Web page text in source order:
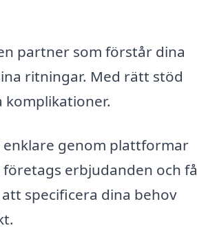
partner som förstår dina
ritningar. Med rätt stöd
komplikationer.
genom plattformar
erbjudanden och få
specificera dina behov